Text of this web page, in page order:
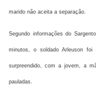
marido não aceita a separação.
Segundo informações do
minutos, o soldado Arleuson
surpreendido, com a jovem, a
pauladas.